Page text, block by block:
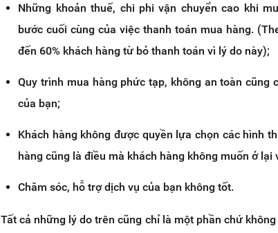
Những khoản thuế, chi phi vận chuyển cao khi
bước cuối cùng của việc thanh toán mua hàng.
đến 60% khách hàng từ bỏ thanh toán vì lý do này);
Quy trình mua hàng phức tạp, không an toàn cũng
của bạn;
Khách hàng không được quyền lựa chọn các hình
hàng cũng là điều mà khách hàng không muốn ở lại
Chăm sóc, hỗ trợ dịch vụ của bạn không tốt.
Tất cả những lý do trên cũng chỉ là một phần chứ